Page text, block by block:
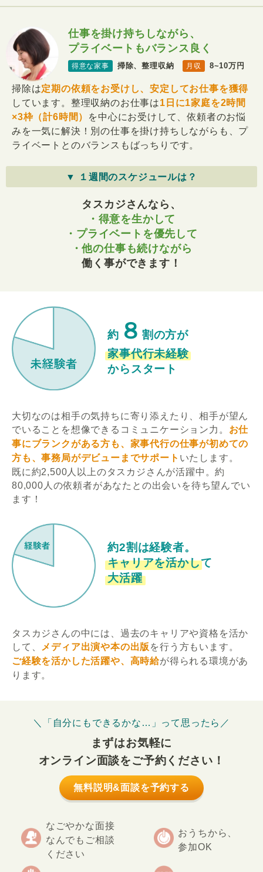
仕事を掛け持ちしながら、
プライベートもバランス良く
得意な家事 掃除、整理収納 月収 8~10万円
掃除は定期の依頼をお受けし、安定してお仕事を獲得
しています。整理収納のお仕事は1日に1家庭を2時間
×3枠（計6時間）
を中心にお受けして、依頼者のお悩
みを一気に解決！別の仕事を掛け持ちしながらも、プ
ライベートとのバランスもばっちりです。
▼ １週間のスケジュールは？
タスカジさんなら、
・得意を生かして
・プライベートを優先して
・他の仕事も続けながら
働く事ができます！
約 ８ 割の方が
家事代行未経験
からスタート
大切なのは相手の気持ちに寄り添えたり、相手が望ん
でいることを想像できるコミュニケーション力。 お仕
事にブランクがある方も、家事代行の仕事が初めての
方も、事務局がデビューまでサポート いたします。
既に約2,500人以上のタスカジさんが活躍中。約
80,000人の依頼者があなたとの出会いを待ち望んでい
ます！
約2割は経験者。
キャリアを活かして
大活躍
タスカジさんの中には、過去のキャリアや資格を活か
して、
メディア出演や本の出版 を行う方もいます。
ご経験を活かした活躍や、高時給が得られる環境があ
ります。
＼「自分にもできるかな…」って思ったら／
まずはお気軽に
オンライン面談をご予約ください！
無料説明&面談を予約する
なごやかな面接
なんでもご相談
ください
おうちから、
参加OK